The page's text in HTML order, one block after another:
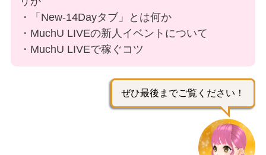
・「New-14Dayタブ」とは何か
・MuchU LIVEの新人イベントについて
・MuchU LIVEで稼ぐコツ
ぜひ最後までご覧ください！